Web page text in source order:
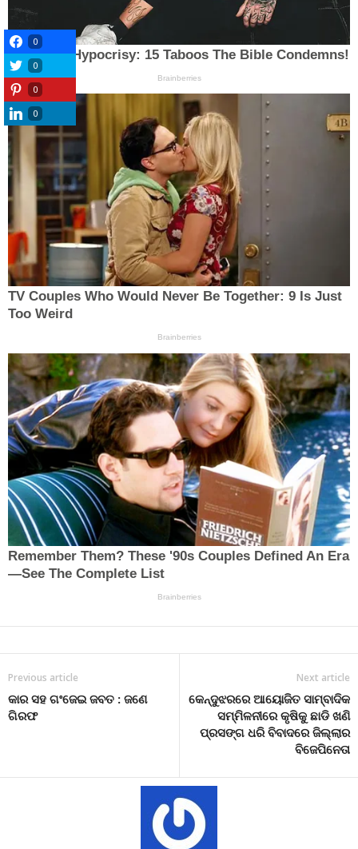
Previous article
କାର ସହ ଗଂଜେଇ ଜବତ : ଜଣେ
ଗିରଫ
Next article
କେନ୍ଦୁଝରରେ ଆୟୋଜିତ ସାମ୍ବାଦିକ
ସମ୍ମିଳନୀରେ କୃଷିକୁ ଛାଡି ଖଣି
ପ୍ରସଙ୍ଗ ଧରି ବିବାଦରେ ଜିଲ୍ଲାର
ବିଜେପିନେତା
0
0
0
0